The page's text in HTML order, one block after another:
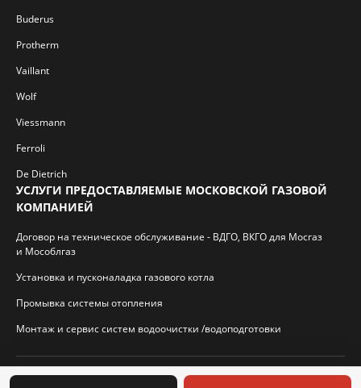
Buderus
Protherm
Vaillant
Wolf
Viessmann
Ferroli
De Dietrich
УСЛУГИ ПРЕДОСТАВЛЯЕМЫЕ МОСКОВСКОЙ ГАЗОВОЙ
КОМПАНИЕЙ
Договор на техническое обслуживание - ВДГО, ВКГО для Мосгаз
и Мособлгаз
Установка и пусконаладка газового котла
Промывка системы отопления
Монтаж и сервис систем водоочистки /водоподготовки
© 2026 И.П. Кротиков С.А. Virtbridge.ru